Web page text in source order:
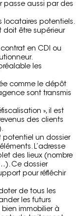
passe aussi par des
locataires potentiels.
doit être supérieur
en CDI ou
les
comme le dépôt
sont transmis
», il est
des clients
potentiel un dossier
L’adresse
des lieux (nombre
Ce dossier
pour réfléchir
de tous les
lesfuturs
immobilier à